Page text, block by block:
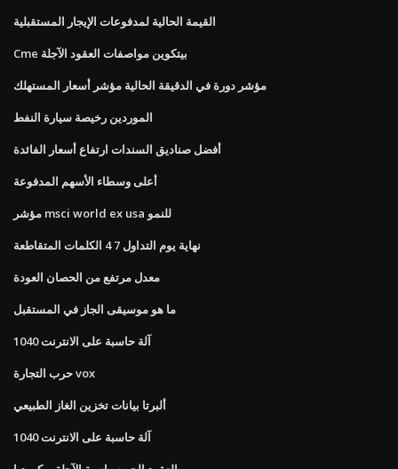
القيمة الحالية لمدفوعات الإيجار المستقبلية
Cme بيتكوين مواصفات العقود الآجلة
مؤشر دورة في الدقيقة الحالية مؤشر أسعار المستهلك
الموردين رخيصة سيارة النفط
أفضل صناديق السندات ارتفاع أسعار الفائدة
أعلى وسطاء الأسهم المدفوعة
مؤشر msci world ex usa للنمو
نهاية يوم التداول 7 4 الكلمات المتقاطعة
معدل مرتفع من الحصان العودة
ما هو موسيقى الجاز في المستقبل
1040 آلة حاسبة على الانترنت
حرب التجارة vox
ألبرتا بيانات تخزين الغاز الطبيعي
1040 آلة حاسبة على الانترنت